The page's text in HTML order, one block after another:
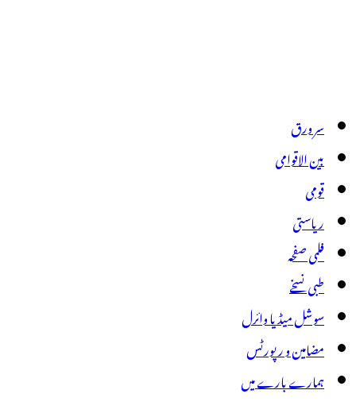
سر ورق
بین الاقوامی
قومی
ریاستی
فلمی صفحہ
طبی نسخے
سوشل میڈیا وائرل
مضامین و رپورٹس
ہمارے بارے میں